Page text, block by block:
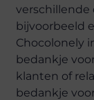
verschillende
bijvoorbeeld
Chocolonely
bedankje
klanten of
bedankje